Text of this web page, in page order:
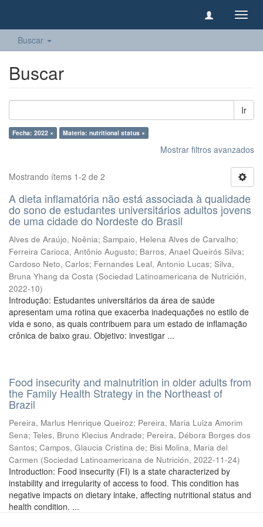
Buscar
Buscar
Ir
Fecha: 2022 × Materia: nutritional status ×
Mostrar filtros avanzados
Mostrando ítems 1-2 de 2
A dieta inflamatória não está associada à qualidade
do sono de estudantes universitários adultos jovens
de uma cidade do Nordeste do Brasil
Alves de Araújo, Noênia; Sampaio, Helena Alves de Carvalho;
Ferreira Carioca, Antônio Augusto; Barros, Anael Queirós Silva;
Cardoso Neto, Carlos; Fernandes Leal, Antonio Lucas; Silva,
Bruna Yhang da Costa (Sociedad Latinoamericana de Nutrición,
2022-10)
Introdução: Estudantes universitários da área de saúde
apresentam uma rotina que exacerba inadequações no estilo de
vida e sono, as quais contribuem para um estado de inflamação
crônica de baixo grau. Objetivo: investigar ...
Food insecurity and malnutrition in older adults from
the Family Health Strategy in the Northeast of
Brazil
Pereira, Marlus Henrique Queiroz; Pereira, Maria Luiza Amorim
Sena; Teles, Bruno Klecius Andrade; Pereira, Débora Borges dos
Santos; Campos, Glaucia Cristina de; Bisi Molina, Maria del
Carmen (Sociedad Latinoamericana de Nutrición, 2022-11-24)
Introduction: Food insecurity (FI) is a state characterized by
instability and irregularity of access to food. This condition has
negative impacts on dietary intake, affecting nutritional status and
health condition. ...